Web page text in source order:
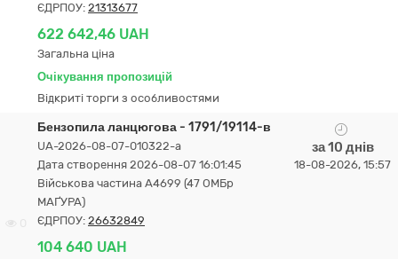
ЄДРПОУ: 21313677
622 642,46 UAH
Загальна ціна
Очікування пропозицій
Відкриті торги з особливостями
Бензопила ланцюгова - 1791/19114-в
UA-2026-08-07-010322-a
Дата створення 2026-08-07 16:01:45
Військова частина А4699 (47 ОМБр
МАҐУРА)
ЄДРПОУ: 26632849
104 640 UAH
за 10 днів
18-08-2026, 15:57